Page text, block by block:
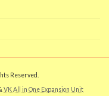
Reserved.
VK All in One Expansion Unit